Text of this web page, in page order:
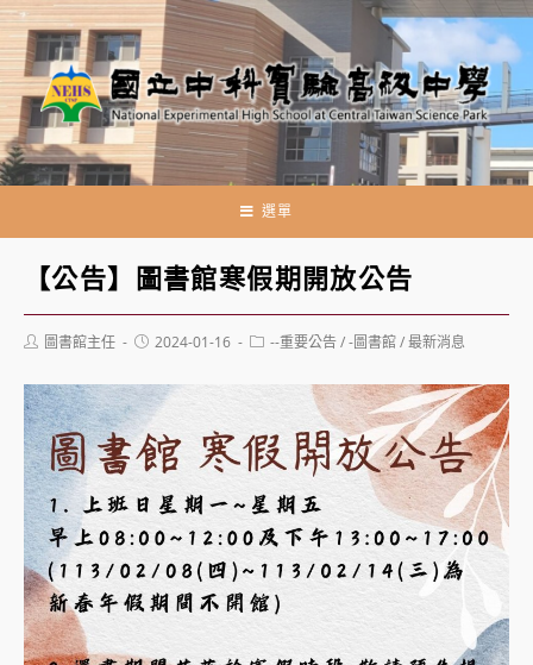
跳
轉
至
主
要
內
選單
【公告】圖書館寒假期開放公告
Post圖書館主任
Post2024-01-16
Post--重要公告/-圖書館/最新消息